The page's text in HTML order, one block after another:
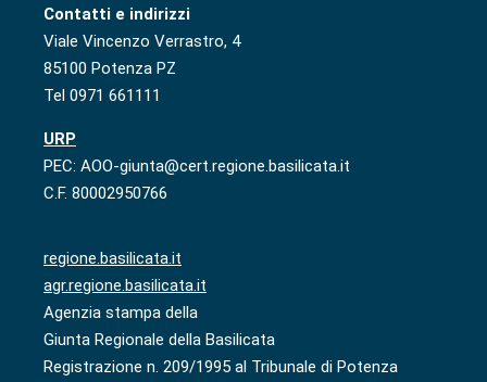
Contatti e indirizzi
Viale Vincenzo Verrastro, 4
85100 Potenza PZ
Tel 0971 661111
URP
PEC: AOO-giunta@cert.regione.basilicata.it
C.F. 80002950766
regione.basilicata.it
agr.regione.basilicata.it
Agenzia stampa della
Giunta Regionale della Basilicata
Registrazione n. 209/1995 al Tribunale di Potenza